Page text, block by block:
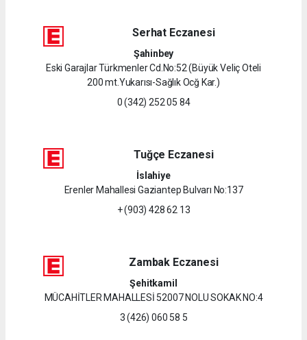
Serhat Eczanesi
Şahinbey
Eski Garajlar Türkmenler Cd.No:52 (Büyük Veliç Oteli
200 mt.Yukarısı-Sağlık Ocğ Kar.)
0 (342) 252 05 84
Tuğçe Eczanesi
İslahiye
Erenler Mahallesi Gaziantep Bulvarı No:137
+ (903) 428 62 13
Zambak Eczanesi
Şehitkamil
MÜCAHİTLER MAHALLESİ 52007 NOLU SOKAK NO:4
3 (426) 060 58 5